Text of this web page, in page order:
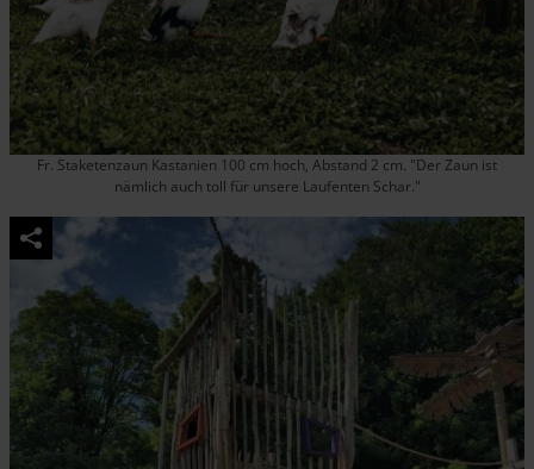
Fr. Staketenzaun Kastanien 100 cm hoch, Abstand 2 cm. "Der Zaun ist
nämlich auch toll für unsere Laufenten Schar."